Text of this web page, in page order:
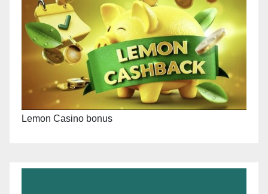
Lemon Casino bonus